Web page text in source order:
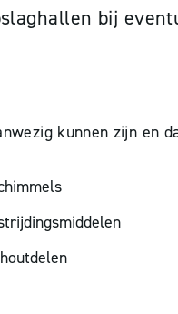
bij
kunnen zijn en